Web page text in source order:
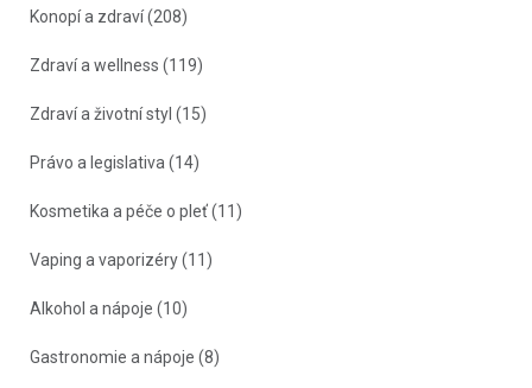
Konopí a zdraví(208)
Zdraví a wellness (119)
Zdraví a životní styl (15)
Právo a legislativa(14)
Kosmetika a péče o pleť(11)
Vaping a vaporizéry(11)
Alkohol a nápoje (10)
Gastronomie a nápoje (8)